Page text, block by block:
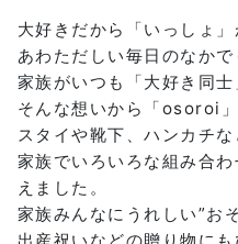
大好きだから「いっしょ」
あわただしい毎日のなかで
家族がいつも「大好き同
そんな想いから「osoroi
スタイや靴下、ハンカチな
家族でいろいろな組み合
えました。
家族みんなにうれしい”お